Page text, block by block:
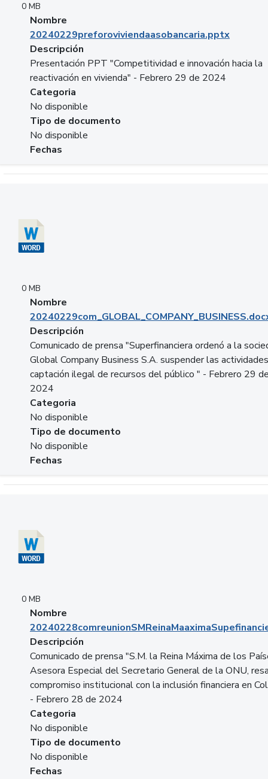
0 MB
Nombre
20240229preforoviviendaasobancaria.pptx
Descripción
Presentación PPT "Competitividad e innovación hacia la
reactivación en vivienda" - Febrero 29 de 2024
Categoria
No disponible
Tipo de documento
No disponible
Fechas
0 MB
Nombre
Descripción
Comunicado de prensa "Superfinanciera ordenó a la
Global Company Business S.A. suspender las
captación ilegal de recursos del público " - Febrero 29
2024
Categoria
No disponible
Tipo de documento
No disponible
Fechas
0 MB
Nombre
Descripción
Comunicado de prensa "S.M. la Reina Máxima de los
Asesora Especial del Secretario General de la ONU,
compromiso institucional con la inclusión financiera en
- Febrero 28 de 2024
Categoria
No disponible
Tipo de documento
No disponible
Fechas